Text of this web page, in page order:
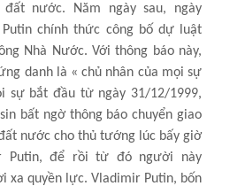
nước. Năm ngày sau, ngày
chính thức công bố dự luật
Nhà Nước. Với thông báo này,
danh là « chủ nhân của mọi sự
sự bắt đầu từ ngày 31/12/1999,
bất ngờ thông báo chuyển giao
nước cho thủ tướng lúc bấy giờ
Putin, để rồi từ đó người này
xa quyền lực. Vladimir Putin, bốn